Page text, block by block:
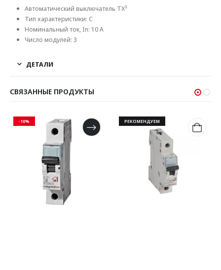
Автоматический выключатель TX³
Тип характеристики: C
Номинальный ток, In: 10 А
Число модулей: 3
ДЕТАЛИ
СВЯЗАННЫЕ ПРОДУКТЫ
-10% РЕКОМЕНДУЕМ